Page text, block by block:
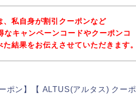
、私自身が割引クーポンなど
キャンペーンコードやクーポンコ
結果をお伝えさせていただきます。
ポン】【 ALTUS(アルタス) クー